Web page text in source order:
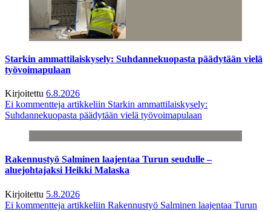
Starkin ammattilaiskysely: Suhdannekuopasta päädytään vielä
työvoimapulaan
Kirjoitettu 6.8.2026
Ei kommentteja artikkeliin Starkin ammattilaiskysely:
Suhdannekuopasta päädytään vielä työvoimapulaan
Rakennustyö Salminen laajentaa Turun seudulle –
aluejohtajaksi Heikki Malaska
Kirjoitettu 5.8.2026
Ei kommentteja artikkeliin Rakennustyö Salminen laajentaa Turun